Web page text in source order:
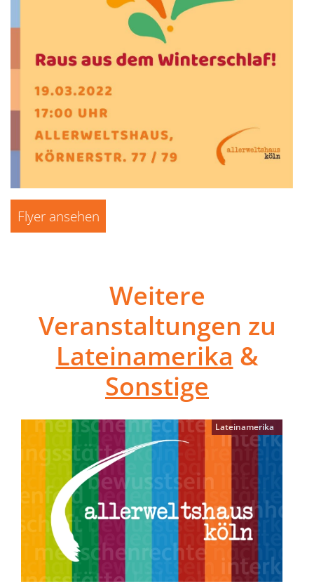
Flyer ansehen
Weitere
Veranstaltungen zu
Lateinamerika &
Sonstige
Lateinamerika